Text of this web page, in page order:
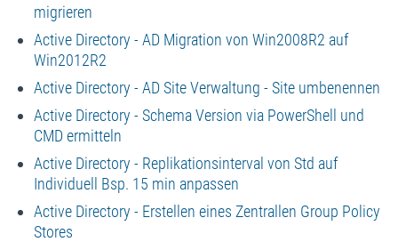
migrieren
Active Directory - AD Migration von Win2008R2 auf
Win2012R2
Active Directory - AD Site Verwaltung - Site umbenennen
Active Directory - Schema Version via PowerShell und
CMD ermitteln
Active Directory - Replikationsinterval von Std auf
Individuell Bsp. 15 min anpassen
Active Directory - Erstellen eines Zentrallen Group Policy
Stores